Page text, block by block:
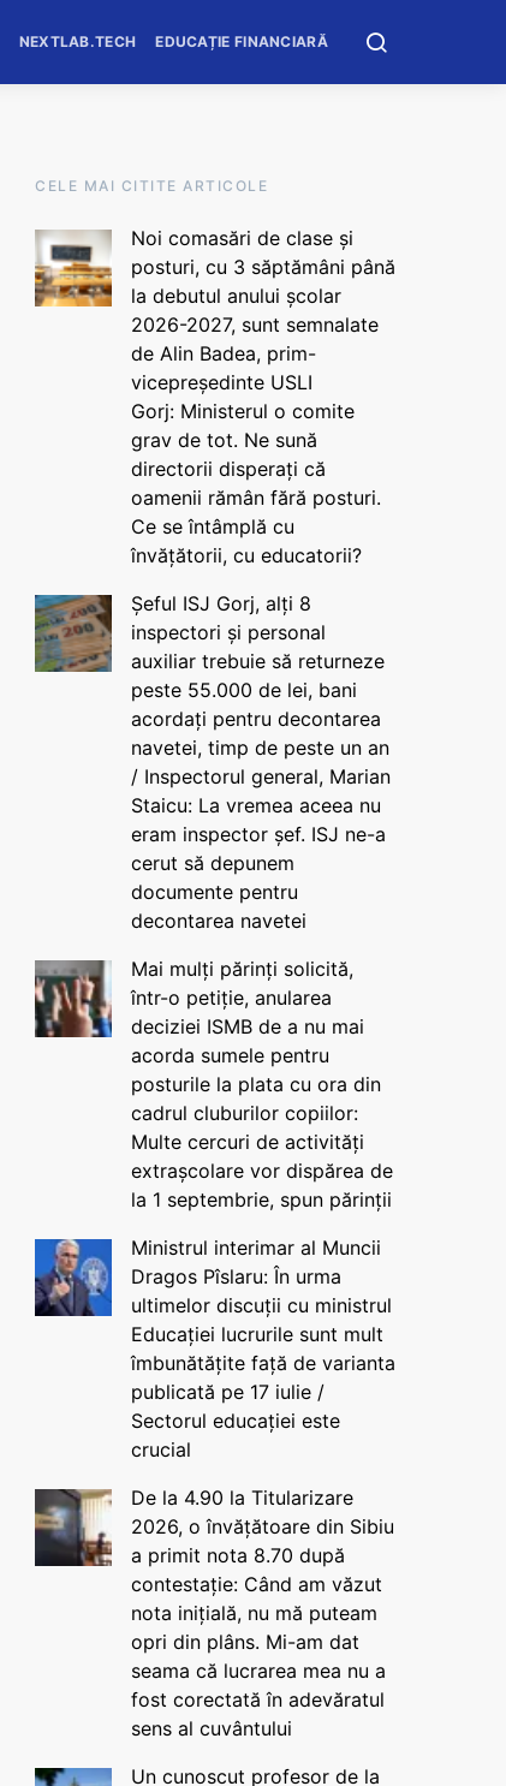
NEXTLAB.TECH EDUCAȚIE FINANCIARĂ
CELE MAI CITITE ARTICOLE
Noi comasări de clase și
posturi, cu 3 săptămâni până
la debutul anului școlar
2026-2027, sunt semnalate
de Alin Badea, prim-
vicepreședinte USLI
Gorj: Ministerul o comite
grav de tot. Ne sună
directorii disperați că
oamenii rămân fără posturi.
Ce se întâmplă cu
învățătorii, cu educatorii?
Șeful ISJ Gorj, alți 8
inspectori și personal
auxiliar trebuie să returneze
peste 55.000 de lei, bani
acordați pentru decontarea
navetei, timp de peste un an
/ Inspectorul general, Marian
Staicu: La vremea aceea nu
eram inspector șef. ISJ ne-a
cerut să depunem
documente pentru
decontarea navetei
Mai mulți părinți solicită,
într-o petiție, anularea
deciziei ISMB de a nu mai
acorda sumele pentru
posturile la plata cu ora din
cadrul cluburilor copiilor:
Multe cercuri de activități
extrașcolare vor dispărea de
la 1 septembrie, spun părinții
Ministrul interimar al Muncii
Dragos Pîslaru: În urma
ultimelor discuții cu ministrul
Educației lucrurile sunt mult
îmbunătățite față de varianta
publicată pe 17 iulie /
Sectorul educației este
crucial
De la 4.90 la Titularizare
2026, o învățătoare din Sibiu
a primit nota 8.70 după
contestație: Când am văzut
nota inițială, nu mă puteam
opri din plâns. Mi-am dat
seama că lucrarea mea nu a
fost corectată în adevăratul
sens al cuvântului
Un cunoscut profesor de la